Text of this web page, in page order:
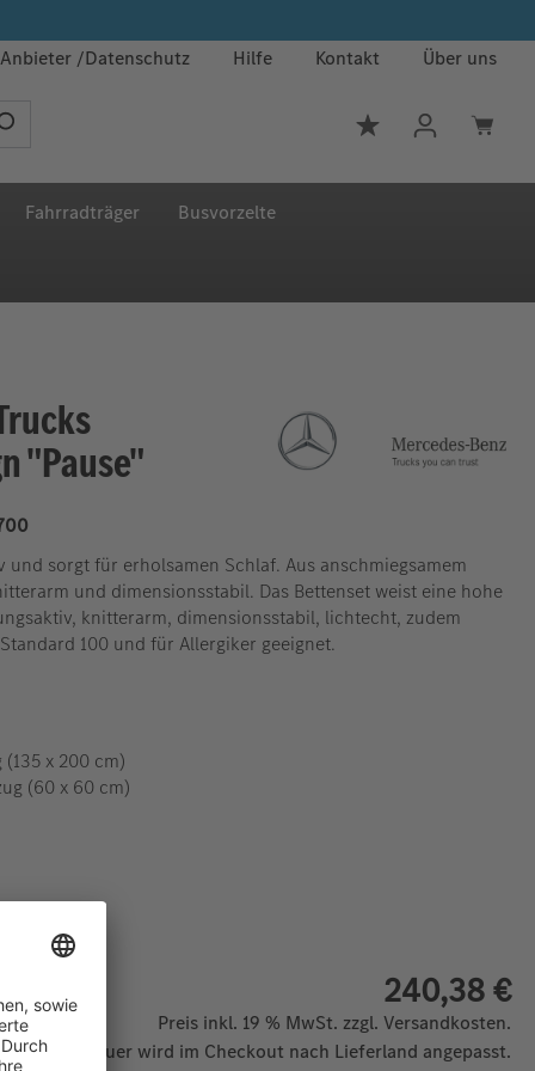
Anbieter Datenschutz Hilfe Kontakt Über uns
Du hast 0
Fahrradträger Busvorzelte
"Pause"
und sorgt für erholsamen Schlaf. Aus anschmiegsamem
und dimensionsstabil. Das Bettenset weist eine hohe
knitterarm, dimensionsstabil, lichtecht, zudem
100 und für Allergiker geeignet.
(135 x 200 cm)
(60 x 60 cm)
240,38 €
Preis inkl. 19 % MwSt. zzgl. Versandkosten.
wird im Checkout nach Lieferland angepasst.